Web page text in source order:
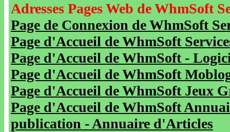
Adresses Pages Web de WhmSoft
Page de Connexion de WhmSoft
Page d'Accueil de WhmSoft
Page d'Accueil de WhmSoft -
Page d'Accueil de WhmSoft
Page d'Accueil de WhmSoft Jeux
Page d'Accueil de WhmSoft
publication - Annuaire d'Articles